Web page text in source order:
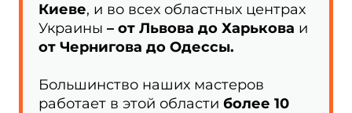
Киеве, и во всех областных центрах
Украины – от Львова до Харькова и
от Чернигова до Одессы.
Большинство наших мастеров
работает в этой области более 10